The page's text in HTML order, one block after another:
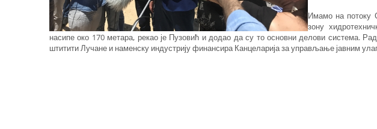
Имамо на потоку
зону
насипе око 170 метара, рекао је Пузовић и додао да су то основни делови система.
штитити Лучане и наменску индустрију финансира Канцеларија за управљање јавним